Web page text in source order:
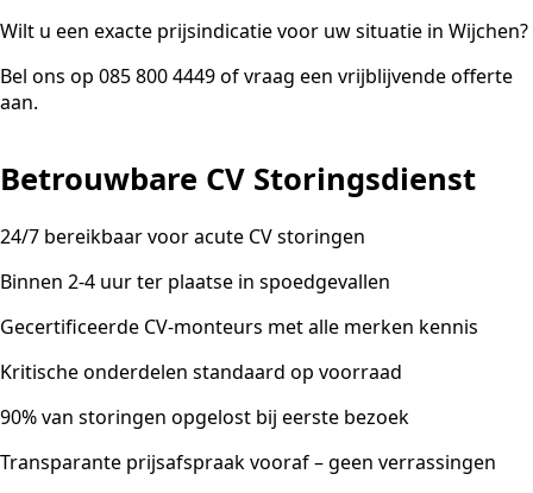
Wilt u een exacte prijsindicatie voor uw situatie in Wijchen?
Bel ons op 085 800 4449 of vraag een vrijblijvende offerte
aan.
Betrouwbare CV Storingsdienst
24/7 bereikbaar voor acute CV storingen
Binnen 2-4 uur ter plaatse in spoedgevallen
Gecertificeerde CV-monteurs met alle merken kennis
Kritische onderdelen standaard op voorraad
90% van storingen opgelost bij eerste bezoek
Transparante prijsafspraak vooraf – geen verrassingen